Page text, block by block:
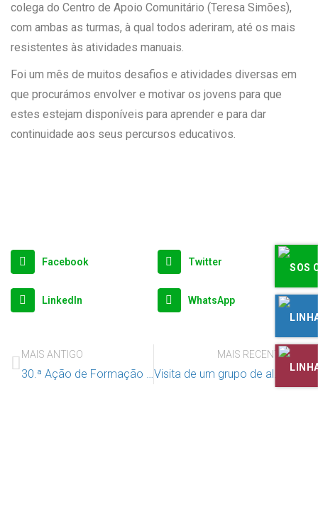
colega do Centro de Apoio Comunitário (Teresa Simões),
com ambas as turmas, à qual todos aderiram, até os mais
resistentes às atividades manuais.
Foi um mês de muitos desafios e atividades diversas em
que procurámos envolver e motivar os jovens para que
estes estejam disponíveis para aprender e para dar
continuidade aos seus percursos educativos.
Facebook Twitter
LinkedIn WhatsApp
MAIS ANTIGO MAIS RECENTE